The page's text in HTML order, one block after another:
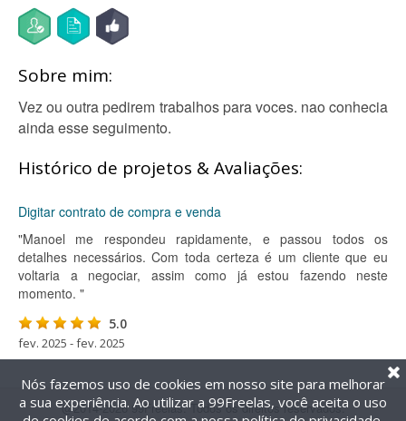
Sobre mim:
Vez ou outra pedirem trabalhos para voces. nao conhecia
ainda esse seguimento.
Histórico de projetos & Avaliações:
Digitar contrato de compra e venda
"Manoel me respondeu rapidamente, e passou todos os
detalhes necessários. Com toda certeza é um cliente que eu
voltaria a negociar, assim como já estou fazendo neste
momento. "
5.0
fev. 2025 - fev. 2025
@2014-2026 99Freelas. Todos os direitos reservados.
Nós fazemos uso de cookies em nosso site para melhorar
a sua experiência. Ao utilizar a 99Freelas, você aceita o uso